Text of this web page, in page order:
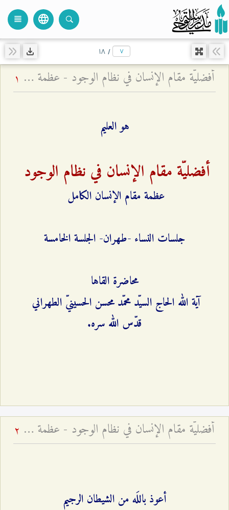
language
view_headline
/ ۱۸
أفضليّة مقام الإنسان في نظام الوجود - عظمة مقام الإنسان الكامل 1
هو العليم
أفضليّة مقام الإنسان في نظام الوجود
عظمة مقام الإنسان الكامل
جلسات النساء -طهران- الجلسة الخامسة
محاضرة القاها
آية الله الحاج السيّد محمّد محسن الحسينيّ الطهراني
قدّس الله سره.
أفضليّة مقام الإنسان في نظام الوجود - عظمة مقام الإنسان الكامل 2
أعوذ باللَه من الشيطان الرجيم‌